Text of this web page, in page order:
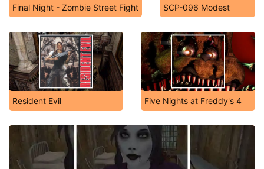
Final Night - Zombie Street Fight SCP-096 Modest
Resident Evil Five Nights at Freddy's 4